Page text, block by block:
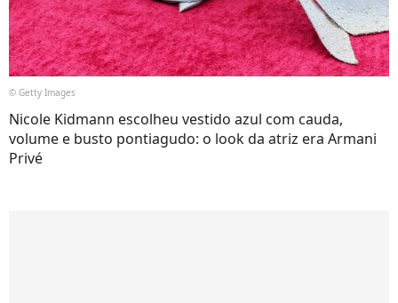
© Getty Images
Nicole Kidmann escolheu vestido azul com cauda,
volume e busto pontiagudo: o look da atriz era Armani
Privé